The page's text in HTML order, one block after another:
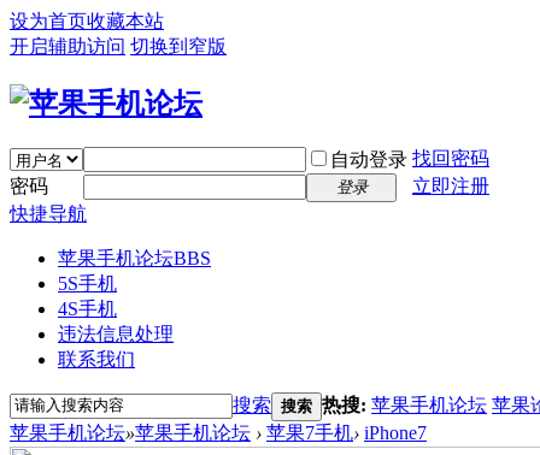
设为首页收藏本站
开启辅助访问 切换到窄版
自动登录 找回密码
密码
登录
立即注册
快捷导航
苹果手机论坛BBS
5S手机
4S手机
违法信息处理
联系我们
搜索 搜索 热搜: 苹果手机论坛 苹果
苹果手机论坛»苹果手机论坛 › 苹果7手机› iPhone7